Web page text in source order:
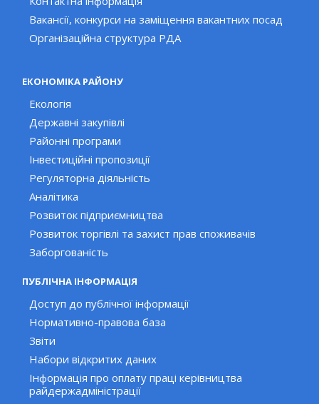
Вакансії, конкурси на заміщення вакантних посад
Організаційна структура РДА
ЕКОНОМІКА РАЙОНУ
Екологія
Державні закупівлі
Районні програми
Інвестиційні пропозиції
Регуляторна діяльність
Аналітика
Розвиток підприємництва
Розвиток торгівлі та захист прав споживачів
Заборгованість
ПУБЛІЧНА ІНФОРМАЦІЯ
Доступ до публічної інформації
Нормативно-правова база
Звіти
Набори відкритих даних
Інформація про оплату праці керівництва
райдержадміністрації